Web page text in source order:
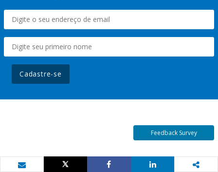
Cadastre-se
Feedback Survey